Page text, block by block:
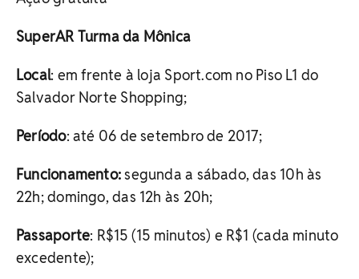
SuperAR Turma da Mônica
Local: em frente à loja Sport.com no Piso L1 do
Salvador Norte Shopping;
Período: até 06 de setembro de 2017;
Funcionamento:segunda a sábado, das 10h às
22h; domingo, das 12h às 20h;
Passaporte: R$15 (15 minutos) e R$1 (cada minuto
excedente);